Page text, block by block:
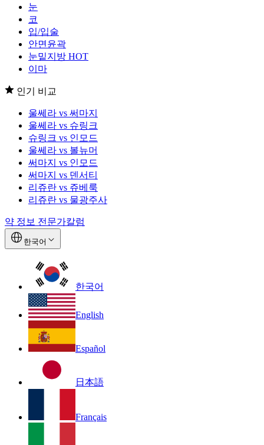
눈
코
입/입술
안면윤곽
눈밑지방 HOT
이마
인기 비교
울쎄라 vs 써마지
울쎄라 vs 슈링크
슈링크 vs 인모드
울쎄라 vs 볼뉴머
써마지 vs 인모드
써마지 vs 덴서티
리쥬란 vs 쥬베룩
리쥬란 vs 물광주사
약 정보 전문가칼럼
한국어
한국어
English
Español
日本語
Français